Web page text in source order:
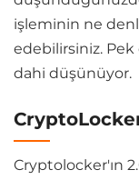
işleminin ne
edebilirsiniz.
dahi düşünüyor.
Cryptolocker'ın